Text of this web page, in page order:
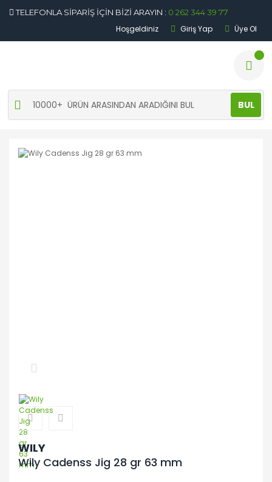
TELEFONLA SİPARİŞ İÇİN BİZİ ARAYIN : 0 262 344 39 77
Hoşgeldiniz Giriş Yap Üye Ol
BUL
WILY
Wily Cadenss Jig 28 gr 63 mm